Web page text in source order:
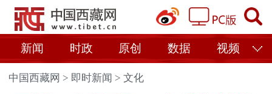
新闻 时政 原创 数据 视频
中国西藏网 > 即时新闻 >文化